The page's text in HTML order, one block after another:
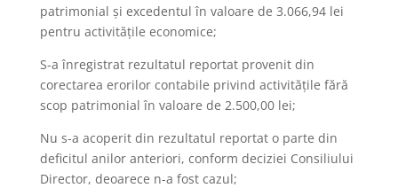
patrimonial şi excedentul în valoare de 3.066,94 lei
pentru activităţile economice;
S-a înregistrat rezultatul reportat provenit din
corectarea erorilor contabile privind activităţile fără
scop patrimonial în valoare de 2.500,00 lei;
Nu s-a acoperit din rezultatul reportat o parte din
deficitul anilor anteriori, conform deciziei Consiliului
Director, deoarece n-a fost cazul;